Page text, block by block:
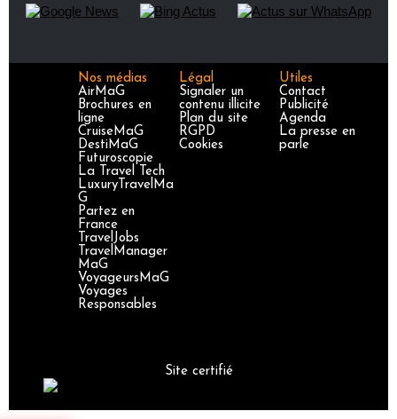
Nos médias
AirMaG
Brochures en
ligne
CruiseMaG
DestiMaG
Futuroscopie
La Travel Tech
LuxuryTravelMa
G
Partez en
France
TravelJobs
TravelManager
MaG
VoyageursMaG
Voyages
Responsables
Légal
Signaler un
contenu illicite
Plan du site
RGPD
Cookies
Utiles
Contact
Publicité
Agenda
La presse en
parle
Site certifié